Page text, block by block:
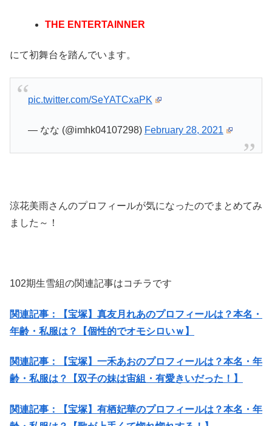
THE ENTERTAINNER
にて初舞台 を踏んでいます。
pic.twitter.com/SeYATCxaPK
— なな (@imhk04107298) February 28, 2021
涼花美雨さんのプロフィールが気になったのでまとめてみ
ました～！
102期生雪組の関連記事はコチラです
関連記事：【宝塚】真友月れあのプロフィールは？本名・
年齢・私服は？【個性的でオモシロいｗ】
関連記事：【宝塚】一禾あおのプロフィールは？本名・年
齢・私服は？【双子の妹は宙組・有愛きいだった！】
関連記事：【宝塚】有栖妃華のプロフィールは？本名・年